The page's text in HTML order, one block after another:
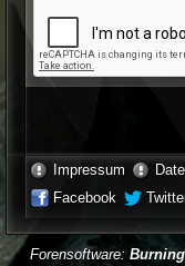
Impressum
Facebook
Forensoftware: